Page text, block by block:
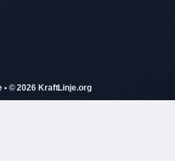
• © 2026 KraftLinje.org